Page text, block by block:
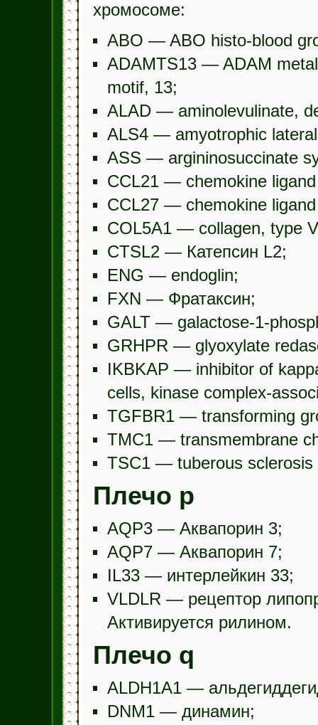
хромосоме:
ABO — ABO histo-blood
ADAMTS13 — ADAM
motif, 13;
ALAD — aminolevulinate,
ALS4 — amyotrophic
ASS — argininosuccinate
CCL21 — chemokine
CCL27 — chemokine
COL5A1 — collagen, type
CTSL2 — Катепсин L2;
ENG — endoglin;
FXN — Фратаксин;
GALT — galactose-1-
GRHPR — glyoxylate
IKBKAP — inhibitor of
cells, kinase complex-
TGFBR1 — transforming
TMC1 — transmembrane
TSC1 — tuberous sclerosis
Плечо p
AQP3 — Аквапорин 3;
AQP7 — Аквапорин 7;
IL33 — интерлейкин 33;
VLDLR — рецептор
Активируется рилином.
Плечо q
ALDH1A1 —
DNM1 — динамин;